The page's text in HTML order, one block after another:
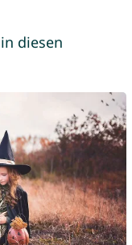
diesen